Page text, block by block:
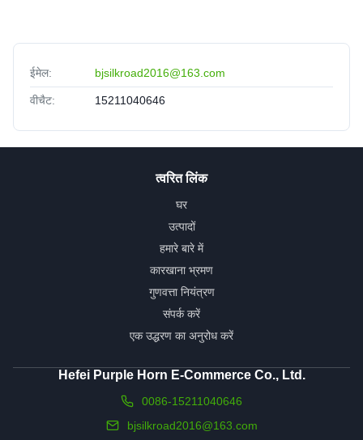
ईमेल: bjsilkroad2016@163.com
वीचैट: 15211040646
त्वरित लिंक
घर
उत्पादों
हमारे बारे में
कारखाना भ्रमण
गुणवत्ता नियंत्रण
संपर्क करें
एक उद्धरण का अनुरोध करें
Hefei Purple Horn E-Commerce Co., Ltd.
0086-15211040646
bjsilkroad2016@163.com